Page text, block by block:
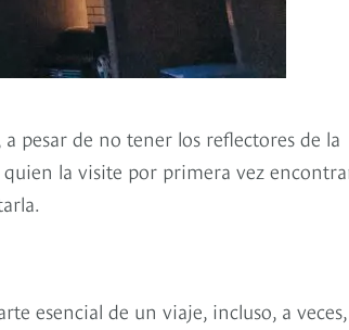
pesar de no tener los reflectores de la
la visite por primera vez
esencial de un viaje, incluso, a